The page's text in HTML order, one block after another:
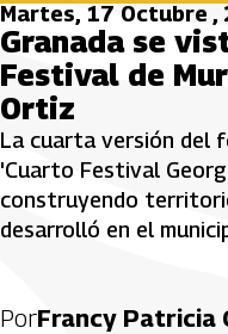
Martes, 17 Octubre ,
Granada se
Festival de
Ortiz
La cuarta versión del
'Cuarto Festival
construyendo
desarrolló en el
PorFrancy Patricia